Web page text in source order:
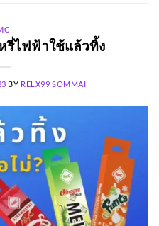
รี่ไฟฟ้าใช้แล้วทิ้ง
BY RELX99 SOMMAI